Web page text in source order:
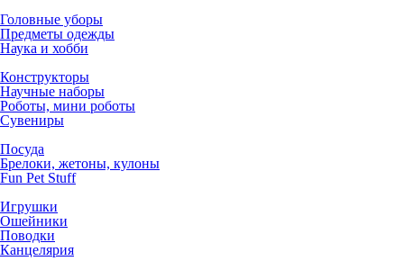
Головные уборы
Предметы одежды
Наука и хобби
Конструкторы
Научные наборы
Роботы, мини роботы
Сувениры
Посуда
Брелоки, жетоны, кулоны
Fun Pet Stuff
Игрушки
Ошейники
Поводки
Канцелярия